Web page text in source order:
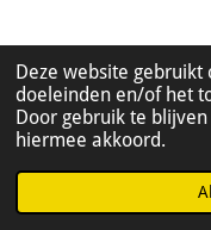
Deze website
doeleinden en/of het
Door gebruik te
hiermee akkoord.